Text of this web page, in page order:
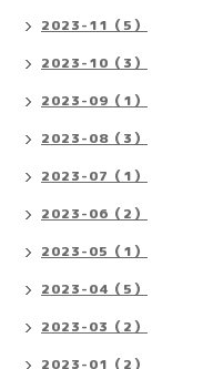
2023-11（5）
2023-10（3）
2023-09（1）
2023-08（3）
2023-07（1）
2023-06（2）
2023-05（1）
2023-04（5）
2023-03（2）
2023-01（2）